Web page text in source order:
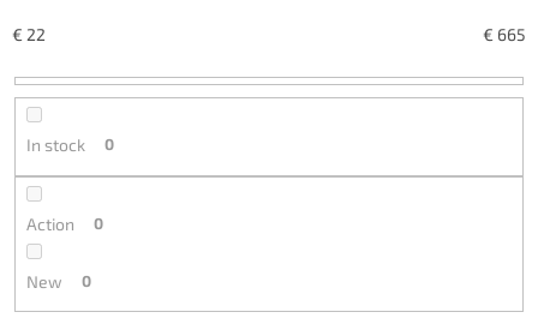
o
t
g
€ 22 € 665
In stock 0
Action 0
New 0